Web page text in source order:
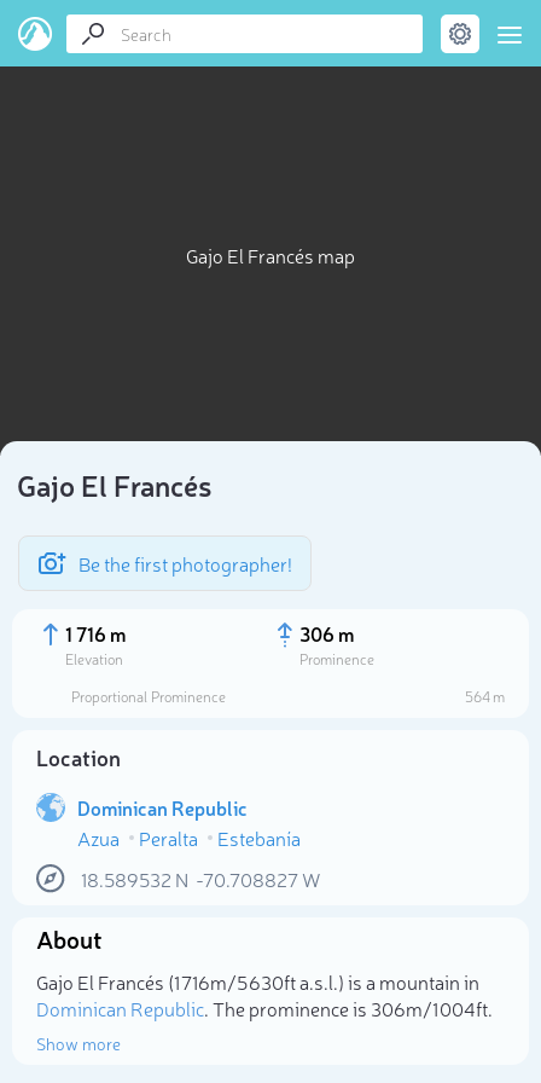
Gajo El Francés map
Gajo El Francés
Be the first photographer!
1 716 m
Elevation
306 m
Prominence
Proportional Prominence
564 m
Location
Dominican Republic
Azua
Peralta
Estebanía
18.589532 N -70.708827W
About
Gajo El Francés (1 716m/5 630ft a.s.l.) is a mountain in
Dominican Republic. The prominence is 306m/1 004ft.
Show more